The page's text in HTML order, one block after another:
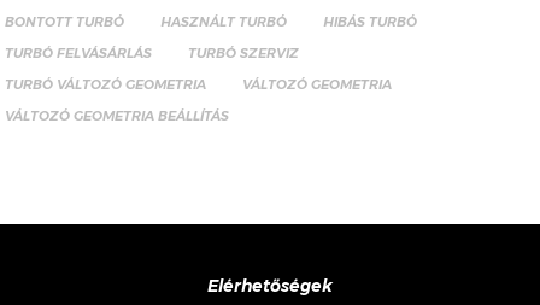
BONTOTT TURBÓ HASZNÁLT TURBÓ
HIBÁS TURBÓ
TURBÓ FELVÁSÁRLÁS
TURBÓ SZERVIZ
TURBÓ VÁLTOZÓ GEOMETRIA
VÁLTOZÓ GEOMETRIA
VÁLTOZÓ GEOMETRIA BEÁLLÍTÁS
Elérhetőségek